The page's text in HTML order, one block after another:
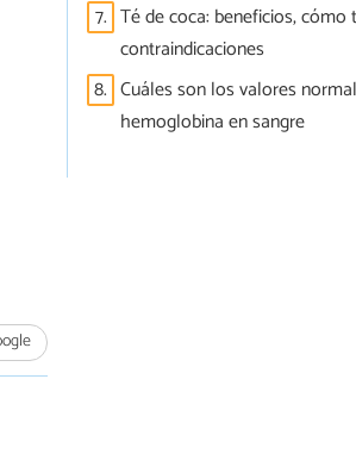
7. Té de coca: beneficios,
contraindicaciones
8. Cuáles son los valores
hemoglobina en sangre